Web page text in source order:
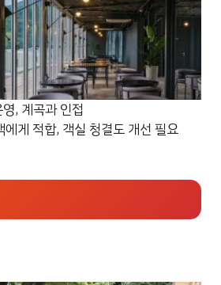
, 계곡과 인접
게 적합, 객실 청결도 개선 필요